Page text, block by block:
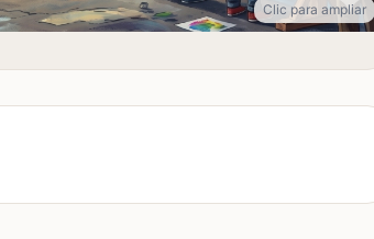
Clic para ampliar